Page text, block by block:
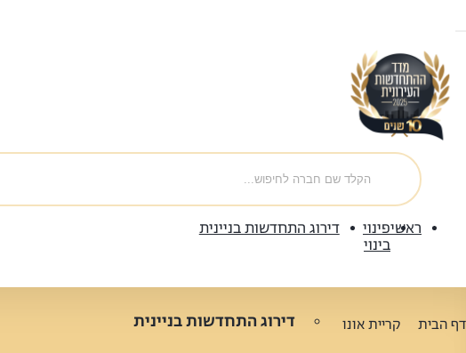
ראשיפינוי
בינוי
דירוג התחדשות בניינית
דירוג התחדשות בניינית דף הבית קריית אונו